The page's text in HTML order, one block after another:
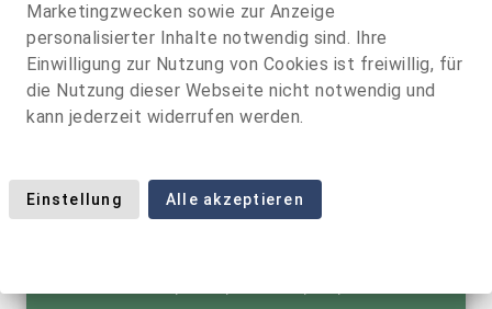
mit Komponenten der Hersteller Cisco Systems,
Juniper Networks und Extreme Networks. Darüber
Marketingzwecken sowie zur Anzeige
personalisierter Inhalte notwendig sind. Ihre
Einwilligung zur Nutzung von Cookies ist freiwillig, für
die Nutzung dieser Webseite nicht notwendig und
kann jederzeit widerrufen werden.
Einstellung Alle akzeptieren